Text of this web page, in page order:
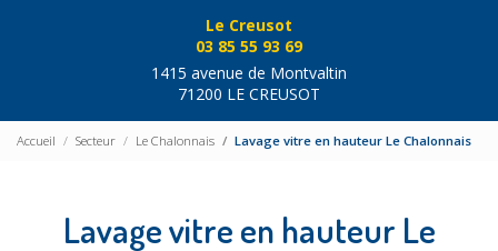
Le Creusot
03 85 55 93 69
1415 avenue de Montvaltin
71200 LE CREUSOT
Accueil Secteur Le Chalonnais Lavage vitre en hauteur Le Chalonnais
Lavage vitre en hauteur Le